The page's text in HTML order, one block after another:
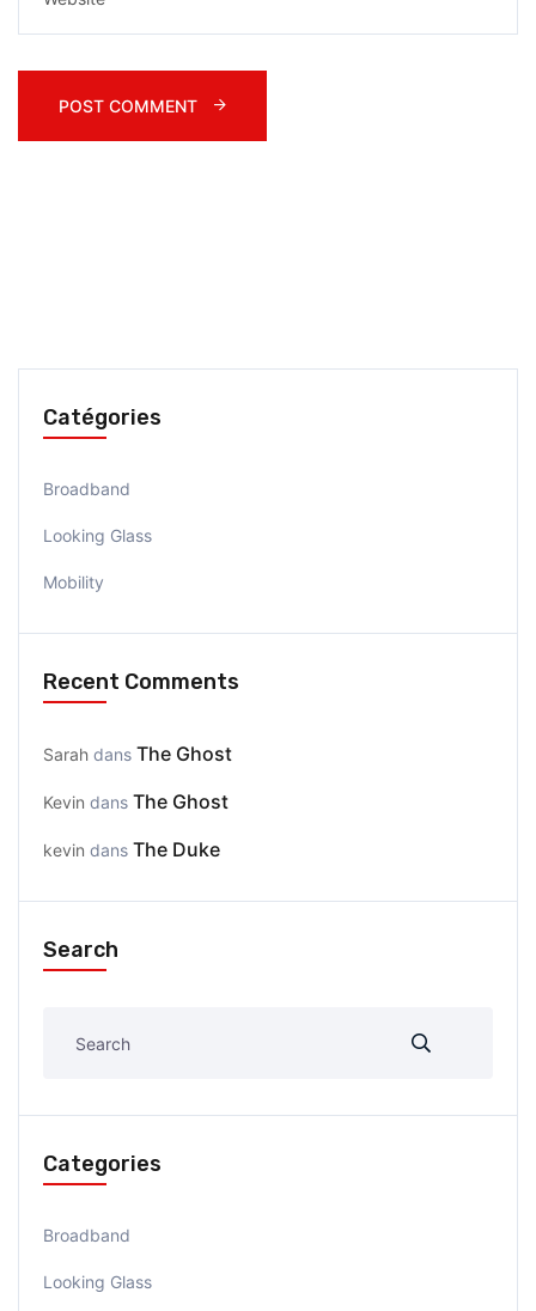
Catégories
Broadband
Looking Glass
Mobility
Recent Comments
Sarah dans The Ghost
Kevin dans The Ghost
kevin dans The Duke
Search
Categories
Broadband
Looking Glass